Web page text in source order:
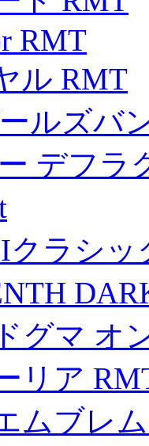
RMT
ル RMT
ルズバ
デフラ
クラシ
グマ オ
リア
ムブレ